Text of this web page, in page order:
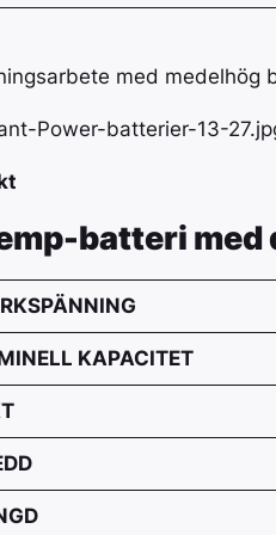
med medelhög
batteri med
KAPACITET